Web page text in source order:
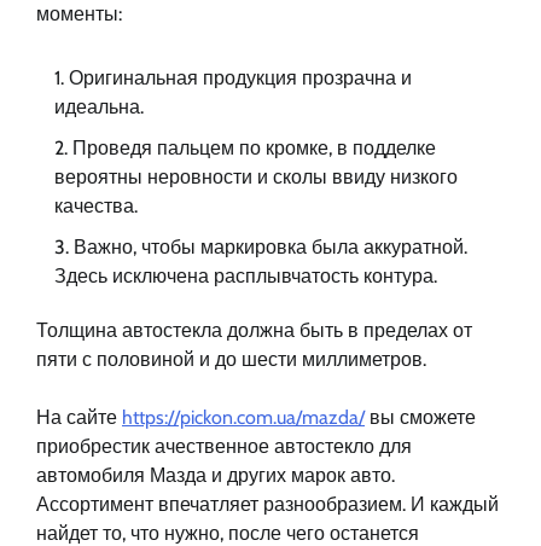
моменты:
Оригинальная продукция прозрачна и
идеальна.
Проведя пальцем по кромке, в подделке
вероятны неровности и сколы ввиду низкого
качества.
Важно, чтобы маркировка была аккуратной.
Здесь исключена расплывчатость контура.
Толщина автостекла должна быть в пределах от
пяти с половиной и до шести миллиметров.
На сайте https://pickon.com.ua/mazda/вы сможете
приобрестик ачественное автостекло для
автомобиля Мазда и других марок авто.
Ассортимент впечатляет разнообразием. И каждый
найдет то, что нужно, после чего останется